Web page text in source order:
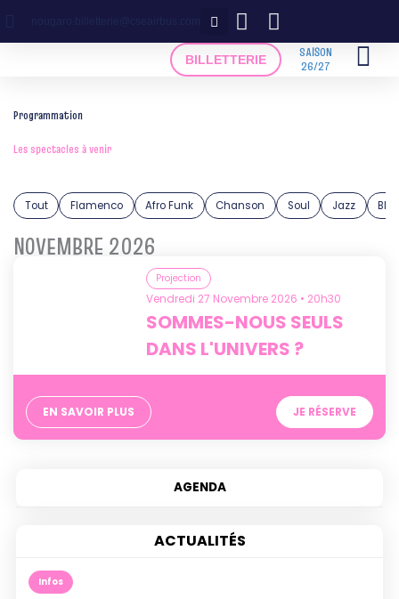
contenu
BILLETTERIE
SAISON
26/27
Programmation​
Les spectacles à venir
Tout Flamenco Afro Funk Chanson Soul Jazz
NOVEMBRE 2026
Projection
Vendredi 27 Novembre 2026 • 20h30
SOMMES-NOUS SEULS
DANS L'UNIVERS ?
EN SAVOIR PLUS JE RÉSERVE
ACTUALITÉS
Infos